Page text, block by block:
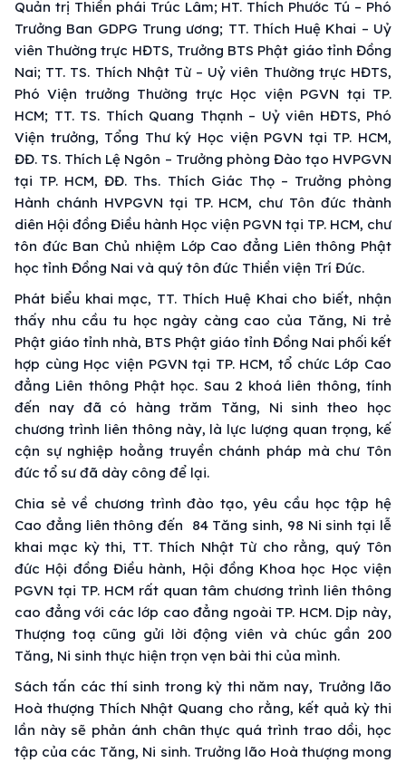
Quản trị Thiền phái Trúc Lâm; HT. Thích Phước Tú – Phó
Trưởng Ban GDPG Trung ương; TT. Thích Huệ Khai – Uỷ
viên Thường trực HĐTS, Trưởng BTS Phật giáo tỉnh Đồng
Nai; TT. TS. Thích Nhật Từ – Uỷ viên Thường trực HĐTS,
Phó Viện trưởng Thường trực Học viện PGVN tại TP.
HCM; TT. TS. Thích Quang Thạnh – Uỷ viên HĐTS, Phó
Viện trưởng, Tổng Thư ký Học viện PGVN tại TP. HCM,
ĐĐ. TS. Thích Lệ Ngôn – Trưởng phòng Đào tạo HVPGVN
tại TP. HCM, ĐĐ. Ths. Thích Giác Thọ – Trưởng phòng
Hành chánh HVPGVN tại TP. HCM, chư Tôn đức thành
diên Hội đồng Điều hành Học viện PGVN tại TP. HCM, chư
tôn đức Ban Chủ nhiệm Lớp Cao đẳng Liên thông Phật
học tỉnh Đồng Nai và quý tôn đức Thiền viện Trí Đức.
Phát biểu khai mạc, TT. Thích Huệ Khai cho biết, nhận
thấy nhu cầu tu học ngày càng cao của Tăng, Ni trẻ
Phật giáo tỉnh nhà, BTS Phật giáo tỉnh Đồng Nai phối kết
hợp cùng Học viện PGVN tại TP. HCM, tổ chức Lớp Cao
đẳng Liên thông Phật học. Sau 2 khoá liên thông, tính
đến nay đã có hàng trăm Tăng, Ni sinh theo học
chương trình liên thông này, là lực lượng quan trọng, kế
cận sự nghiệp hoằng truyền chánh pháp mà chư Tôn
đức tổ sư đã dày công để lại.
Chia sẻ về chương trình đào tạo, yêu cầu học tập hệ
Cao đẳng liên thông đến 84 Tăng sinh, 98 Ni sinh tại lễ
khai mạc kỳ thi, TT. Thích Nhật Từ cho rằng, quý Tôn
đức Hội đồng Điều hành, Hội đồng Khoa học Học viện
PGVN tại TP. HCM rất quan tâm chương trình liên thông
cao đẳng với các lớp cao đẳng ngoài TP. HCM. Dịp này,
Thượng toạ cũng gửi lời động viên và chúc gần 200
Tăng, Ni sinh thực hiện trọn vẹn bài thi của mình.
Sách tấn các thí sinh trong kỳ thi năm nay, Trưởng lão
Hoà thượng Thích Nhật Quang cho rằng, kết quả kỳ thi
lần này sẽ phản ánh chân thực quá trình trao dồi, học
tập của các Tăng, Ni sinh. Trưởng lão Hoà thượng mong